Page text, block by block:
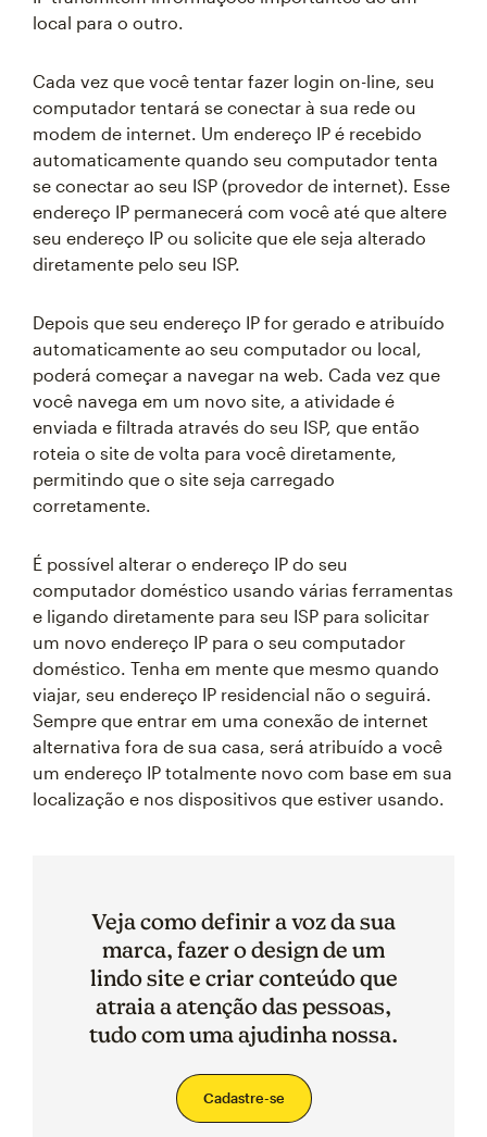
local para o outro.
Cada vez que você tentar fazer login on-line, seu
computador tentará se conectar à sua rede ou
modem de internet. Um endereço IP é recebido
automaticamente quando seu computador tenta
se conectar ao seu ISP (provedor de internet). Esse
endereço IP permanecerá com você até que altere
seu endereço IP ou solicite que ele seja alterado
diretamente pelo seu ISP.
Depois que seu endereço IP for gerado e atribuído
automaticamente ao seu computador ou local,
poderá começar a navegar na web. Cada vez que
você navega em um novo site, a atividade é
enviada e filtrada através do seu ISP, que então
roteia o site de volta para você diretamente,
permitindo que o site seja carregado
corretamente.
É possível alterar o endereço IP do seu
computador doméstico usando várias ferramentas
e ligando diretamente para seu ISP para solicitar
um novo endereço IP para o seu computador
doméstico. Tenha em mente que mesmo quando
viajar, seu endereço IP residencial não o seguirá.
Sempre que entrar em uma conexão de internet
alternativa fora de sua casa, será atribuído a você
um endereço IP totalmente novo com base em sua
localização e nos dispositivos que estiver usando.
Veja como definir a voz da sua
marca, fazer o design de um
lindo site e criar conteúdo que
atraia a atenção das pessoas,
tudo com uma ajudinha nossa.
Cadastre-se